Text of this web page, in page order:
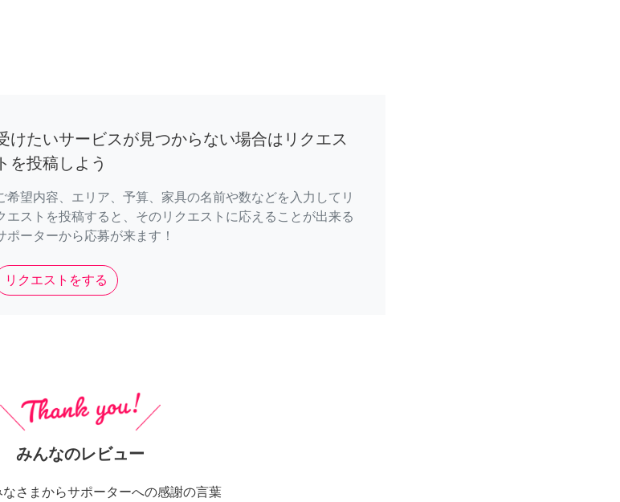
けたいサービスが見つからない場合はリクエス
トを投稿しよう
希望内容、エリア、予算、家具の名前や数などを入力してリ
エストを投稿すると、そのリクエストに応えることが出来る
ポーターから応募が来ます！
リクエストをする
みんなのレビュー
さまからサポーターへの感謝の言葉